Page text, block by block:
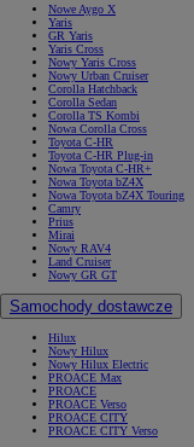
Nowe Aygo X
Yaris
GR Yaris
Yaris Cross
Nowy Yaris Cross
Nowy Urban Cruiser
Corolla Hatchback
Corolla Sedan
Corolla TS Kombi
Nowa Corolla Cross
Toyota C-HR
Toyota C-HR Plug-in
Nowa Toyota C-HR+
Nowa Toyota bZ4X
Nowa Toyota bZ4X Touring
Camry
Prius
Mirai
Nowy RAV4
Land Cruiser
Nowy GR GT
Samochody dostawcze
Hilux
Nowy Hilux
Nowy Hilux Electric
PROACE Max
PROACE
PROACE Verso
PROACE CITY
PROACE CITY Verso